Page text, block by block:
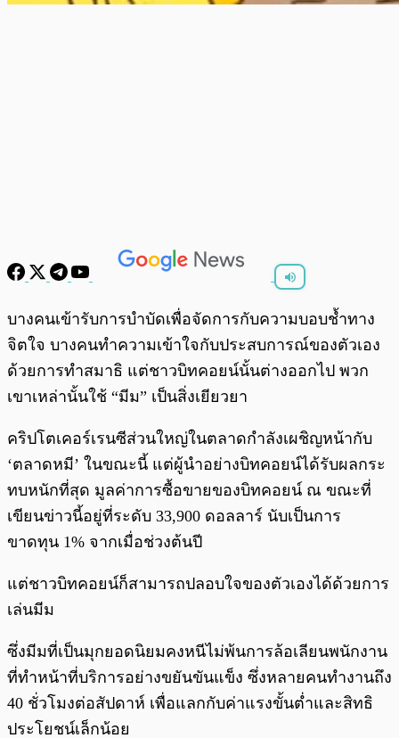
พร้อมเล่น /0:00
บางคนเข้ารับการบำบัดเพื่อจัดการกับความบอบช้ำทาง
จิตใจ บางคนทำความเข้าใจกับประสบการณ์ของตัวเอง
ด้วยการทำสมาธิ แต่ชาวบิทคอยน์นั้นต่างออกไป พวก
เขาเหล่านั้นใช้ “มีม” เป็นสิ่งเยียวยา
คริปโตเคอร์เรนซีส่วนใหญ่ในตลาดกำลังเผชิญหน้ากับ
‘ตลาดหมี’ ในขณะนี้ แต่ผู้นำอย่างบิทคอยน์ได้รับผลกระ
ทบหนักที่สุด มูลค่าการซื้อขายของบิทคอยน์ ณ ขณะที่
เขียนข่าวนี้อยู่ที่ระดับ 33,900 ดอลลาร์ นับเป็นการ
ขาดทุน 1% จากเมื่อช่วงต้นปี
แต่ชาวบิทคอยน์ก็สามารถปลอบใจของตัวเองได้ด้วยการ
เล่นมีม
ซึ่งมีมที่เป็นมุกยอดนิยมคงหนีไม่พ้นการล้อเลียนพนักงาน
ที่ทำหน้าที่บริการอย่างขยันขันแข็ง ซึ่งหลายคนทำงานถึง
40 ชั่วโมงต่อสัปดาห์ เพื่อแลกกับค่าแรงขั้นต่ำและสิทธิ
ประโยชน์เล็กน้อย